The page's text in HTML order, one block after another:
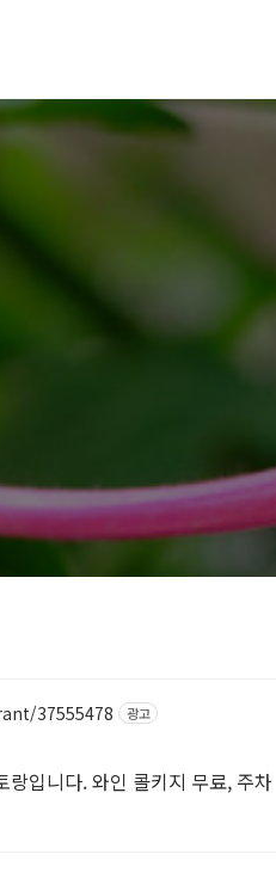
37555478 광고
입니다. 와인 콜키지 무료, 주차